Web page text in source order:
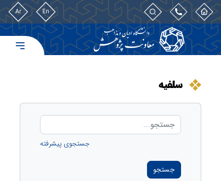
En
Ar
سلفیه
جستجوی پیشرفته
جستجو